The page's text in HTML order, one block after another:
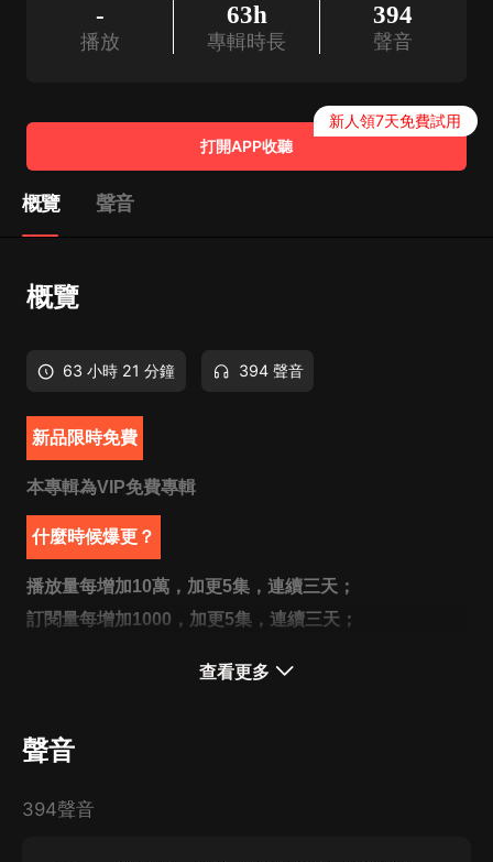
-
播放
63h
專輯時長
394
聲音
打開APP收聽
新人領7天免費試用
概覽 聲音
概覽
63 小時 21 分鐘 394 聲音
新品限時免費
本專輯為VIP免費專輯
什麼時候爆更？
播放量每增加10萬，加更5集，連續三天；
訂閱量每增加1000，加更5集，連續三天；
歷史不該被遺忘
自1931年九·一八事變至1945年所展開的全面的抗戰——
查看更多
聲音
394聲音